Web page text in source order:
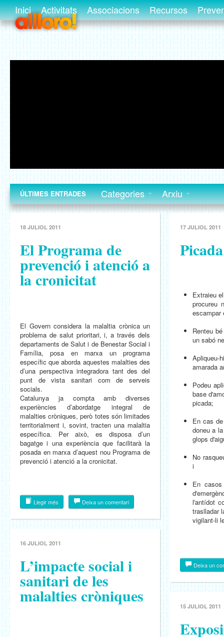
Inici Activitats Associacions Recursos
ÚLTIMES ENTRADES Categories Arxiu
18 JULIOL 2011
El Programa de
prevenció i atenció a
la cronicitat
El Govern considera la malaltia crònica un
problema de salut prioritari, i, a través dels
departaments de Salut i de Benestar Social i
Família, posa en marxa un programa
específic que aborda aquestes malalties des
d’una perspectiva integradora tant des del
punt de vista sanitari com de serveis
socials.
Catalunya ja compta amb diverses
experiències d’abordatge integral de
malalties cròniques, però totes són limitades
territorialment i, sovint, tracten una malaltia
específica. Per això, es disposa d’un
bagatge i una experiència que facilitarà la
posada en marxa d’aquest nou Programa de
prevenció i atenció a la cronicitat.
Llegir més Deixa un comentari
16 JULIOL 2011
L’impacte social i
sanitari de les
malalties cròniques
17 JULIOL 2011
Extraieu
procureu
escampar
Renteu
un sabó
amarada
Podeu
base
picada;
En cas
doneu a
glops
No
i
En
l'antídot
traslladar
vigilant-li
Deixa un
15 JULIOL 2011